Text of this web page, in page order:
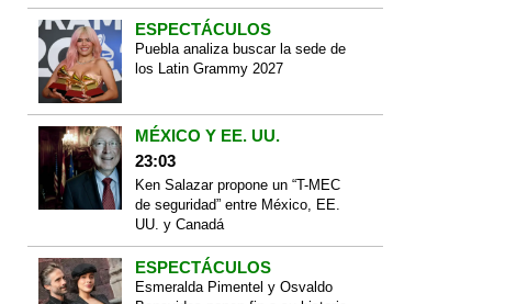
ESPECTÁCULOS
Puebla analiza buscar la sede de
los Latin Grammy 2027
MÉXICO Y EE. UU.
23:03
Ken Salazar propone un “T-MEC
de seguridad” entre México, EE.
UU. y Canadá
ESPECTÁCULOS
Esmeralda Pimentel y Osvaldo